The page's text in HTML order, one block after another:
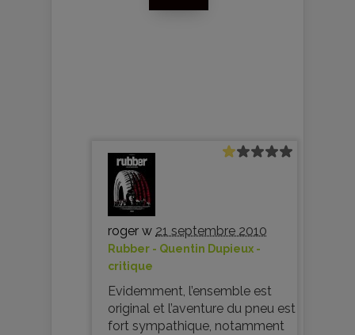
roger w 21 septembre 2010
Rubber - Quentin Dupieux -
critique
Evidemment, l’ensemble est
original et l’aventure du pneu est
fort sympathique, notamment